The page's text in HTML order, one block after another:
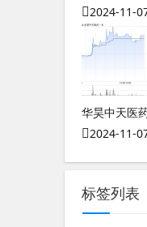
2024-11-
华昊中天医
2024-11-
标签列表